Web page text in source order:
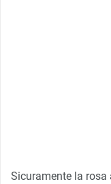
Sicuramente la rosa